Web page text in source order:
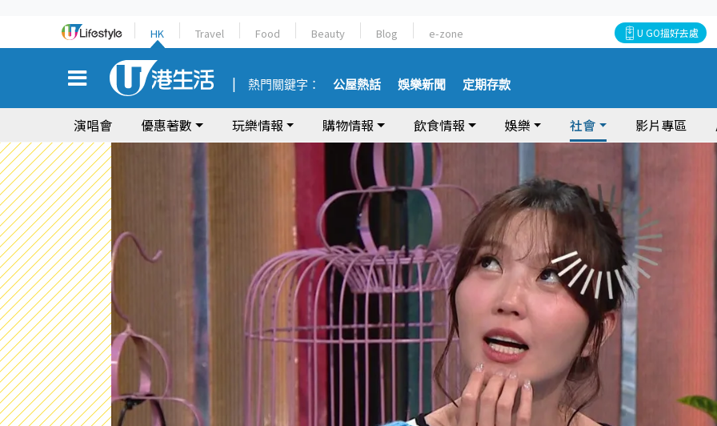
HK Travel Food Beauty Blog e-zone U GO搵好去處
熱門關鍵字： 公屋熱話 娛樂新聞 定期存款
演唱會 優惠著數 玩樂情報 購物情報 飲食情報 娛樂 社會 影片專區